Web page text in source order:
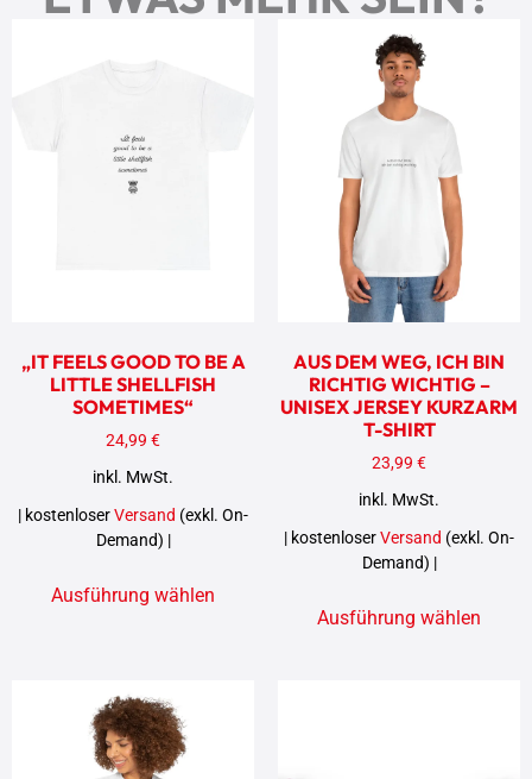
„IT FEELS GOOD TO BE A
LITTLE SHELLFISH
SOMETIMES“
24,99 €
inkl. MwSt.
| kostenloserVersand (exkl. On-
Demand) |
Ausführung wählen
AUS DEM WEG, ICH BIN
RICHTIG WICHTIG –
UNISEX JERSEY KURZARM
T-SHIRT
23,99 €
inkl. MwSt.
| kostenloserVersand (exkl. On-
Demand) |
Ausführung wählen